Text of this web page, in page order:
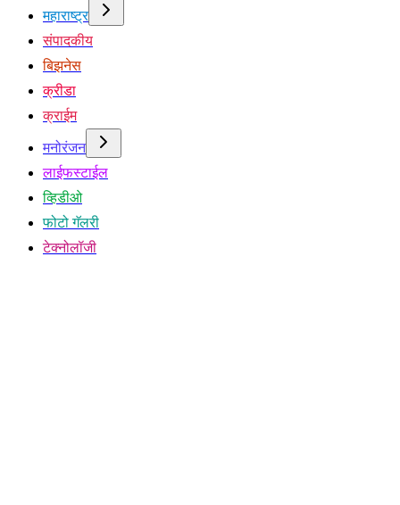
महाराष्ट्र
संपादकीय
बिझनेस
क्रीडा
क्राईम
मनोरंजन
लाईफस्टाईल
व्हिडीओ
फोटो गॅलरी
टेक्नोलॉजी